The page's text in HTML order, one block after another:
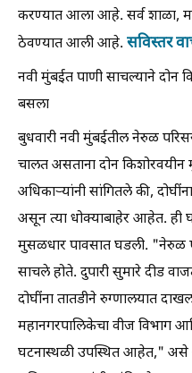
करण्यात आला आहे. सर्व शाळा,
ठेवण्यात आली आहे. सविस्तर
नवी मुंबईत पाणी साचल्याने दोन
बसला
बुधवारी नवी मुंबईतील नेरुळ
चालत असताना दोन
अधिकाऱ्यांनी सांगितले की,
असून त्या धोक्याबाहेर आहेत. ही
मुसळधार पावसात घडली. "नेरुळ
साचले होते. दुपारी सुमारे दीड
दोघींना तातडीने रुग्णालयात
महानगरपालिकेचा वीज विभाग
घटनास्थळी उपस्थित आहेत," असे